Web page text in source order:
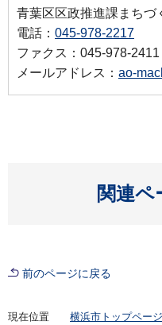
青葉区区政推進課まちづ
電話： 045-978-2217
ファクス：045-978-2411
メールアドレス： ao-
関連ペ
前のページに戻る
現在位置 横浜市トップページ